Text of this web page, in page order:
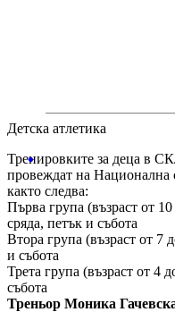
Детска атлетика
Тренировките за деца в
провеждат на Национална
както следва:
Първа група (възраст от
сряда, петък и събота
Втора група (възраст от 7
и събота
Трета група (възраст от 4
събота
Треньор Моника